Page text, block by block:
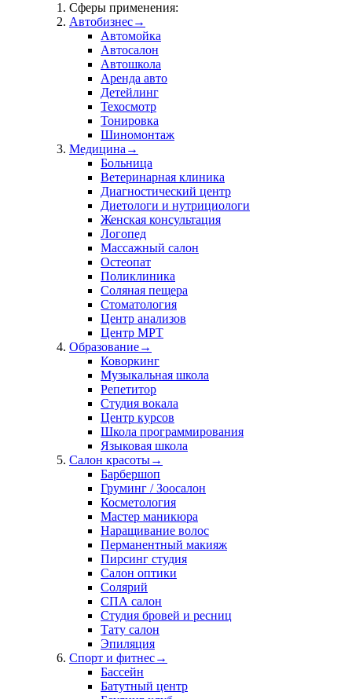
Сферы применения:
Автобизнес→
Автомойка
Автосалон
Автошкола
Аренда авто
Детейлинг
Техосмотр
Тонировка
Шиномонтаж
Медицина →
Больница
Ветеринарная клиника
Диагностический центр
Диетологи и нутрициологи
Женская консультация
Логопед
Массажный салон
Остеопат
Поликлиника
Соляная пещера
Стоматология
Центр анализов
Центр МРТ
Образование→
Коворкинг
Музыкальная школа
Репетитор
Студия вокала
Центр курсов
Школа программирования
Языковая школа
Салон красоты→
Барбершоп
Груминг / Зоосалон
Косметология
Мастер маникюра
Наращивание волос
Перманентный макияж
Пирсинг студия
Салон оптики
Солярий
СПА салон
Студия бровей и ресниц
Тату салон
Эпиляция
Спорт и фитнес→
Бассейн
Батутный центр